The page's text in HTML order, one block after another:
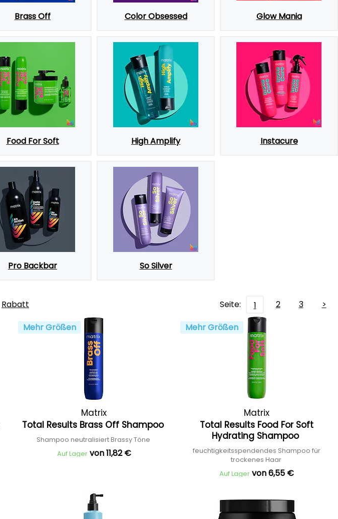
Brass Off Color Obsessed Glow Mania
Food For Soft High Amplify Instacure
Pro Backbar So Silver
Rabatt Seite: 1 2 3
>
Mehr Größen
Matrix
Total Results Brass Off Shampoo
Shampoo neutralisiert Brassy Töne
Auf Lager von 11,82 €
Mehr Größen
Matrix
Total Results Food For Soft
Hydrating Shampoo
feuchtigkeitsspendendes Shampoo für
trockenes Haar
Auf Lager von 6,55 €